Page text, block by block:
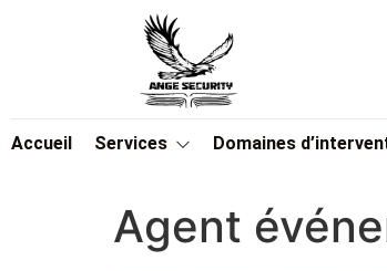
Accueil Services Domaines
Agent